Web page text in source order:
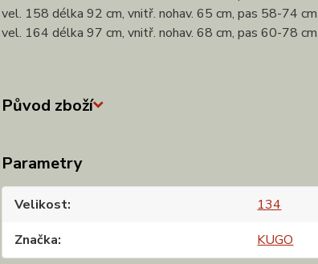
vel. 158 délka 92 cm, vnitř. nohav. 65 cm, pas 58-74 cm
vel. 164 délka 97 cm, vnitř. nohav. 68 cm, pas 60-78 cm
Původ zboží
Parametry
Velikost
134
Značka
KUGO